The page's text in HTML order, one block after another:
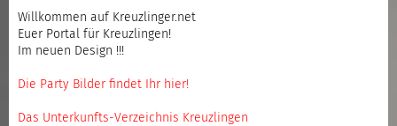
Willkommen auf Kreuzlinger.net
Euer Portal für Kreuzlingen!
Im neuen Design !!!
Die Party Bilder findet Ihr hier!
Das Unterkunfts-Verzeichnis Kreuzlingen